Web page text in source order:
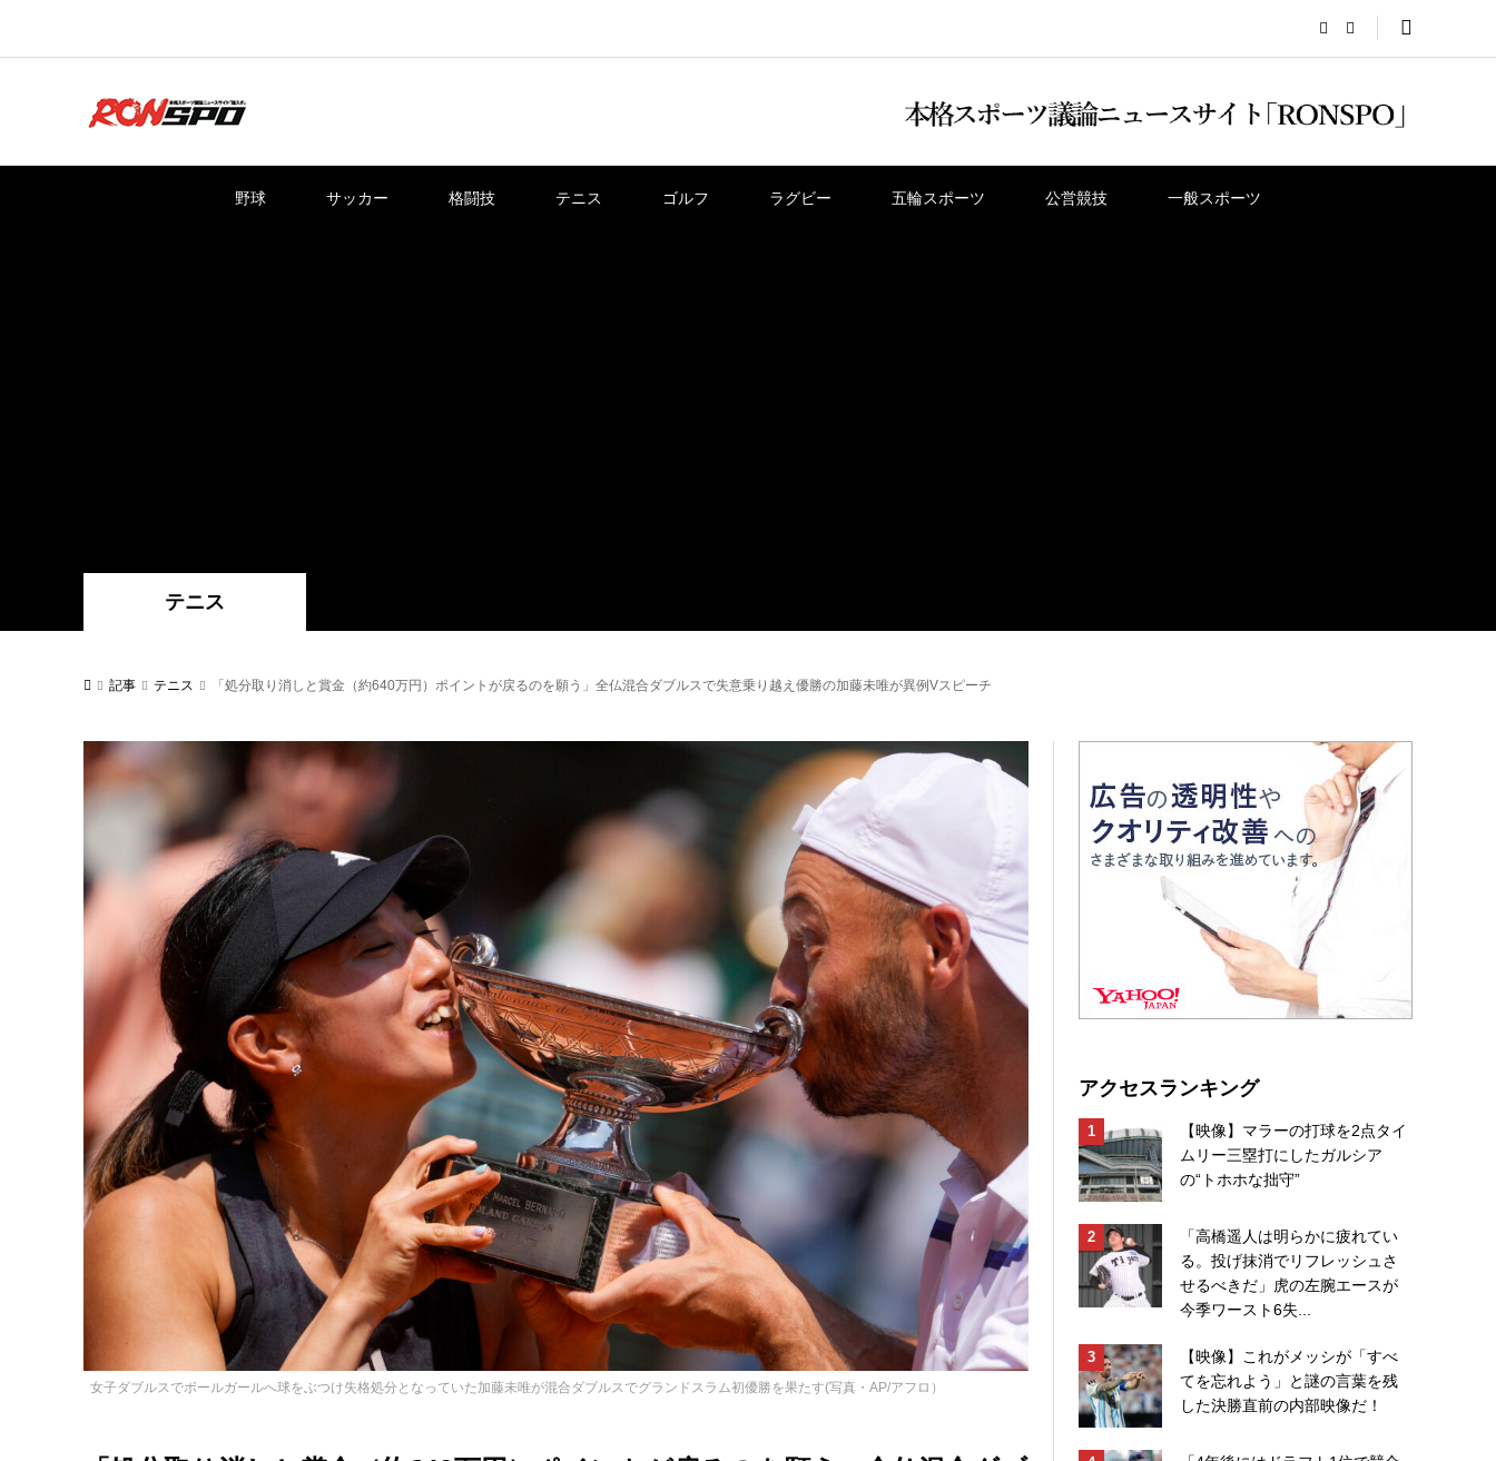
野球 サッカー 格闘技 テニス ゴルフ ラグビー 五輪スポーツ 公営競技 一般スポーツ
テニス
記事 テニス 「処分取り消しと賞金（約640万円）ポイントが戻るのを願う」全仏混合ダブルスで失意乗り越え優勝の加藤未唯が異例Vスピーチ
女子ダブルスでボールガールへ球をぶつけ失格処分となっていた加藤未唯が混合ダブルスでグランドスラム初優勝を果たす(写真・AP/アフロ）
アクセスランキング
【映像】マラーの打球を2点タイ
ムリー三塁打にしたガルシア
の“トホホな拙守”
「高橋遥人は明らかに疲れてい
る。投げ抹消でリフレッシュさ
せるべきだ」虎の左腕エースが
今季ワースト6失...
【映像】これがメッシが「すべ
てを忘れよう」と謎の言葉を残
した決勝直前の内部映像だ！